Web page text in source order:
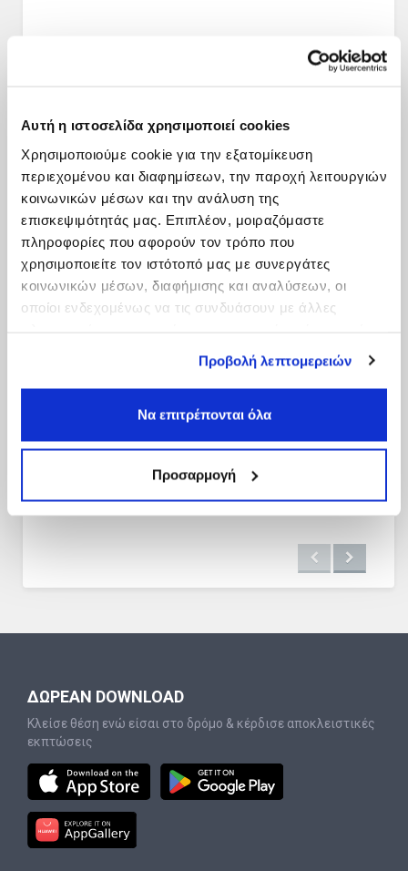
Αυτή η ιστοσελίδα χρησιμοποιεί cookies
Χρησιμοποιούμε cookie για την εξατομίκευση
περιεχομένου και διαφημίσεων, την παροχή λειτουργιών
κοινωνικών μέσων και την ανάλυση της
επισκεψιμότητάς μας. Επιπλέον, μοιραζόμαστε
πληροφορίες που αφορούν τον τρόπο που
χρησιμοποιείτε τον ιστότοπό μας με συνεργάτες
κοινωνικών μέσων, διαφήμισης και αναλύσεων, οι
οποίοι ενδεχομένως να τις συνδυάσουν με άλλες
Προβολή λεπτομερειών
Να επιτρέπονται όλα
Προσαρμογή
ΔΩΡΕΑΝ DOWNLOAD
Κλείσε θέση ενώ είσαι στο δρόμο & κέρδισε αποκλειστικές
εκπτώσεις